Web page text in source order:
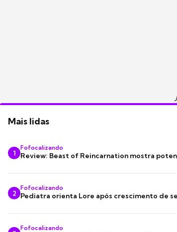
Mais lidas
1
Fofocalizando
Review: Beast of Reincarnation mostra
2
Fofocalizando
Pediatra orienta Lore após crescimento de
Fofocalizando